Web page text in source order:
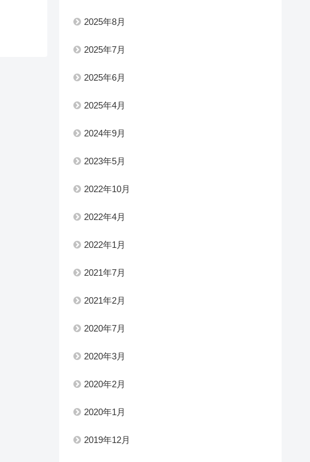
2025年8月
2025年7月
2025年6月
2025年4月
2024年9月
2023年5月
2022年10月
2022年4月
2022年1月
2021年7月
2021年2月
2020年7月
2020年3月
2020年2月
2020年1月
2019年12月